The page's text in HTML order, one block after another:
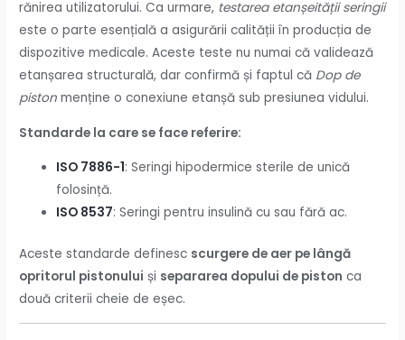
rănirea utilizatorului. Ca urmare, testarea etanșeității seringii
este o parte esențială a asigurării calității în producția de
dispozitive medicale. Aceste teste nu numai că validează
etanșarea structurală, dar confirmă și faptul că Dop de
piston menține o conexiune etanșă sub presiunea vidului.
Standarde la care se face referire:
ISO 7886-1: Seringi hipodermice sterile de unică
folosință.
ISO 8537: Seringi pentru insulină cu sau fără ac.
Aceste standarde definesc scurgere de aer pe lângă
opritorul pistonului și separarea dopului de piston ca
două criterii cheie de eșec.